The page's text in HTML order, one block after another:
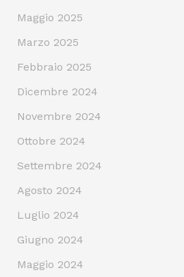
Maggio 2025
Marzo 2025
Febbraio 2025
Dicembre 2024
Novembre 2024
Ottobre 2024
Settembre 2024
Agosto 2024
Luglio 2024
Giugno 2024
Maggio 2024